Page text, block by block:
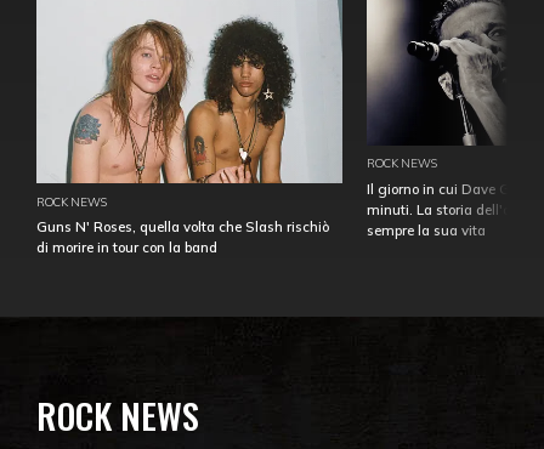
ROCK NEWS
Guns N' Roses, quella volta che Slash rischiò
di morire in tour con la band
ROCK NEWS
Il giorno in cui Dave
minuti. La storia
sempre la sua vita
ROCK NEWS